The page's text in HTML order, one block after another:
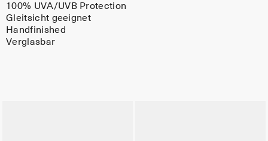
100% UVA/UVB Protection
Gleitsicht geeignet
Handfinished
Verglasbar